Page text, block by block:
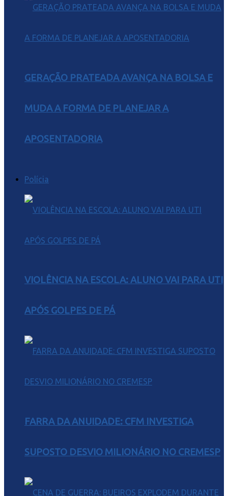
GERAÇÃO PRATEADA AVANÇA NA BOLSA E
MUDA A FORMA DE PLANEJAR A
APOSENTADORIA
Polícia
VIOLÊNCIA NA ESCOLA: ALUNO VAI PARA UTI
APÓS GOLPES DE PÁ
FARRA DA ANUIDADE: CFM INVESTIGA
SUPOSTO DESVIO MILIONÁRIO NO CREMESP